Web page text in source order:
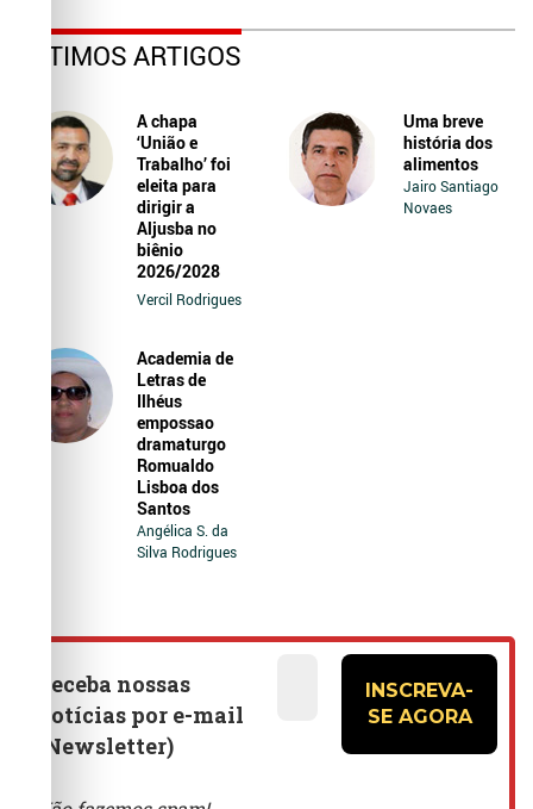
ÚLTIMOS ARTIGOS
A chapa
‘União e
Trabalho’ foi
eleita para
dirigir a
Aljusba no
biênio
2026/2028
Vercil Rodrigues
Uma breve
história dos
alimentos
Jairo Santiago
Novaes
Academia de
Letras de
Ilhéus
empossao
dramaturgo
Romualdo
Lisboa dos
Santos
Angélica S. da
Silva Rodrigues